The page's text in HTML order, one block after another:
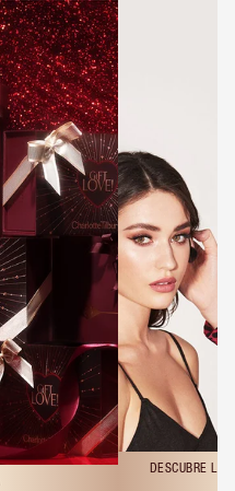
DESCUBRE